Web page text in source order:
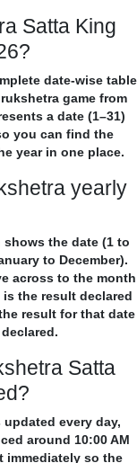
Satta King
date-wise table
game from
a date (1–31)
you can find the
year in one place.
yearly
the date (1 to
to December).
across to the month
the result declared
result for that date
Satta
every day,
around 10:00 AM
immediately so the